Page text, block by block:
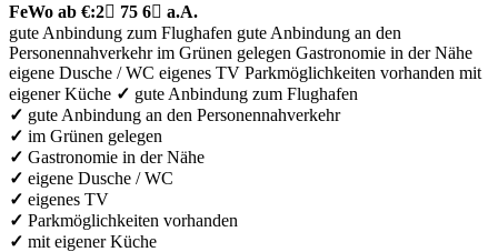
FeWo ab €:2 75 6 a.A.
gute Anbindung zum Flughafen gute Anbindung an den
Personennahverkehr im Grünen gelegen Gastronomie in der Nähe
eigene Dusche / WC eigenes TV Parkmöglichkeiten vorhanden mit
eigener Küche ✓ gute Anbindung zum Flughafen
✓ gute Anbindung an den Personennahverkehr
✓ im Grünen gelegen
✓ Gastronomie in der Nähe
✓ eigene Dusche / WC
✓ eigenes TV
✓ Parkmöglichkeiten vorhanden
✓ mit eigener Küche